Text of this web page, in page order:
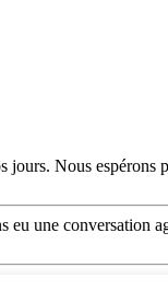
jours. Nous
une conversation